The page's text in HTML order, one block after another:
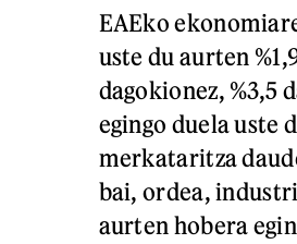
EAEko
uste du aurten
dagokionez, %3,5
egingo duela uste
merkataritza
bai, ordea,
aurten hobera